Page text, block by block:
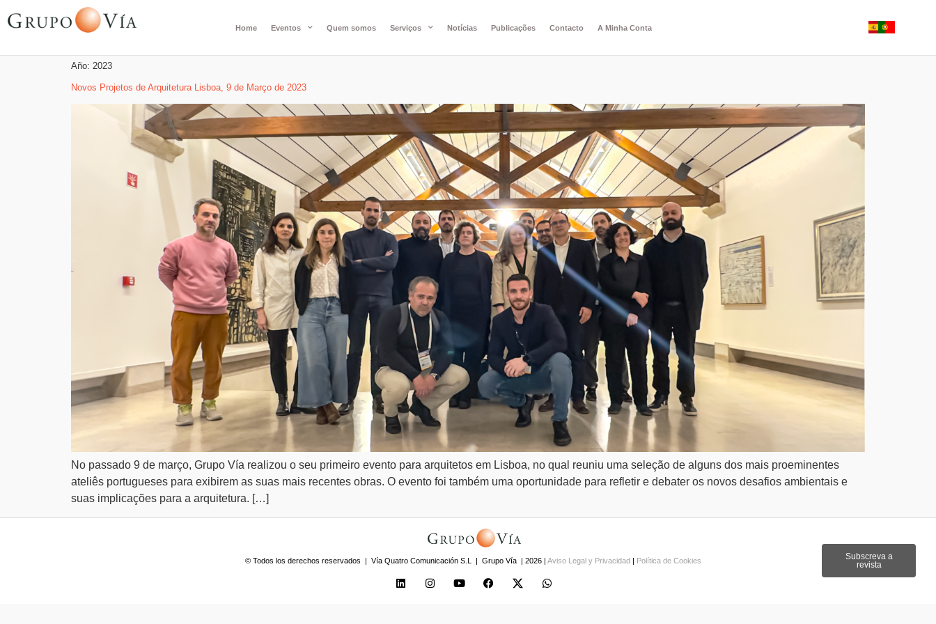
Home Eventos Quem somos Serviços Notícias Publicações Contacto A Minha Conta
Año: 2023
Novos Projetos de Arquitetura Lisboa, 9 de Março de 2023
No passado 9 de março, Grupo Vía realizou o seu primeiro evento para arquitetos em Lisboa, no qual reuniu uma seleção de alguns dos mais proeminentes
ateliês portugueses para exibirem as suas mais recentes obras. O evento foi também uma oportunidade para refletir e debater os novos desafios ambientais e
suas implicações para a arquitetura. […]
© Todos los derechos reservados | Vía Quatro Comunicación S.L | Grupo Vía | 2026 | Aviso Legal y Privacidad | Política de Cookies
Subscreva a
revista